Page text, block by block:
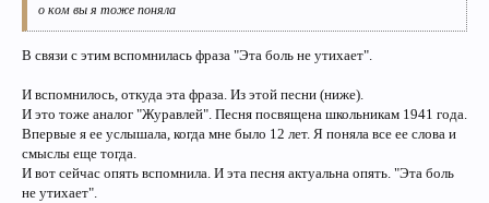
о ком вы я тоже поняла
В связи с этим вспомнилась фраза "Эта боль не утихает".
И вспомнилось, откуда эта фраза. Из этой песни (ниже).
И это тоже аналог "Журавлей". Песня посвящена школьникам 1941 года.
Впервые я ее услышала, когда мне было 12 лет. Я поняла все ее слова и
смыслы еще тогда.
И вот сейчас опять вспомнила. И эта песня актуальна опять. "Эта боль
не утихает".